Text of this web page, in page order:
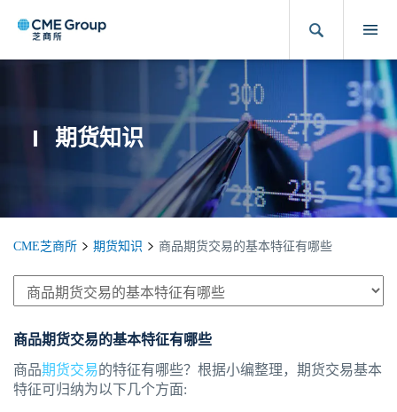
期货知识
CME芝商所 期货知识 商品期货交易的基本特征有哪些
商品期货交易的基本特征有哪些
商品期货交易的特征有哪些？根据小编整理，期货交易基本
特征可归纳为以下几个方面: